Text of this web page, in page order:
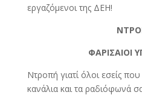
εργαζόμενοι της ΔΕΗ!
ΦΑΡΙΣΑΙΟΙ
Ντροπή γιατί όλοι εσείς
κανάλια και τα ραδιόφωνά